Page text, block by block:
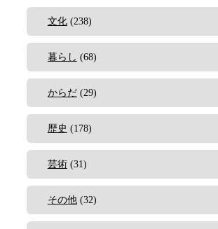
文化(238)
暮らし (68)
からだ(29)
歴史 (178)
芸術(31)
その他(32)